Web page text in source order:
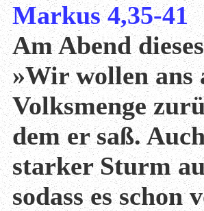
Markus 4,35-41
Am Abend
»Wir wollen ans
Volksmenge
dem er saß.
starker Sturm
sodass es